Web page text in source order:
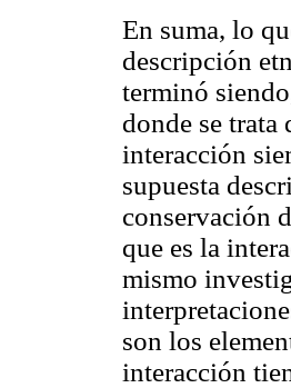
En suma, lo
descripción
terminó
donde se
interacción
supuesta
conservación
que es la
mismo
son los
interacción